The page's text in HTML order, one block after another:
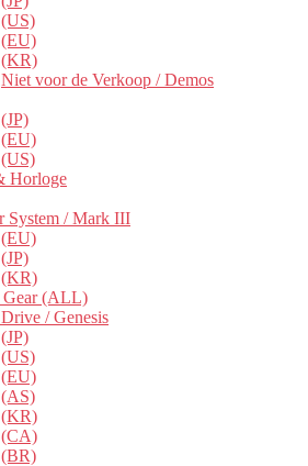
(US)
(EU)
(KR)
Niet voor de Verkoop / Demos
(JP)
(EU)
(US)
Horloge
System / Mark III
(EU)
(JP)
(KR)
Gear (ALL)
/ Genesis
(JP)
(US)
(EU)
(AS)
(KR)
(CA)
(BR)